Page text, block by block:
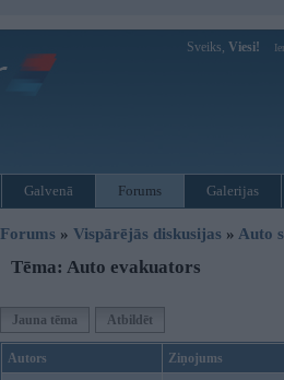
Sveiks, Viesi!
Galvenā Forums Galerijas
Forums » Vispārējās diskusijas » Auto
Tēma: Auto evakuators
Jauna tēma Atbildēt
Autors Ziņojums